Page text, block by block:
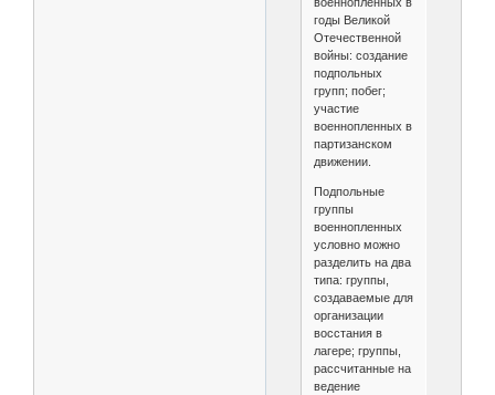
годы Великой
Отечественной
войны: создание
подпольных
групп; побег;
участие
военнопленных в
партизанском
движении.
Подпольные
группы
военнопленных
условно можно
разделить на два
типа: группы,
создаваемые для
организации
восстания в
лагере; группы,
рассчитанные на
ведение